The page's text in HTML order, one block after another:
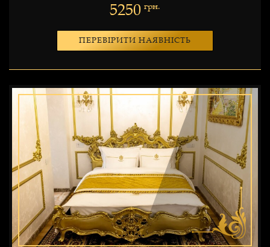
5250 грн.
ПЕРЕВІРИТИ НАЯВНІСТЬ